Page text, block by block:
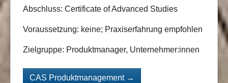
Abschluss: Certificate of Advanced Studies
Voraussetzung: keine; Praxiserfahrung empfohlen
Zielgruppe: Produktmanager, Unternehmer:innen
CAS Produktmanagement →